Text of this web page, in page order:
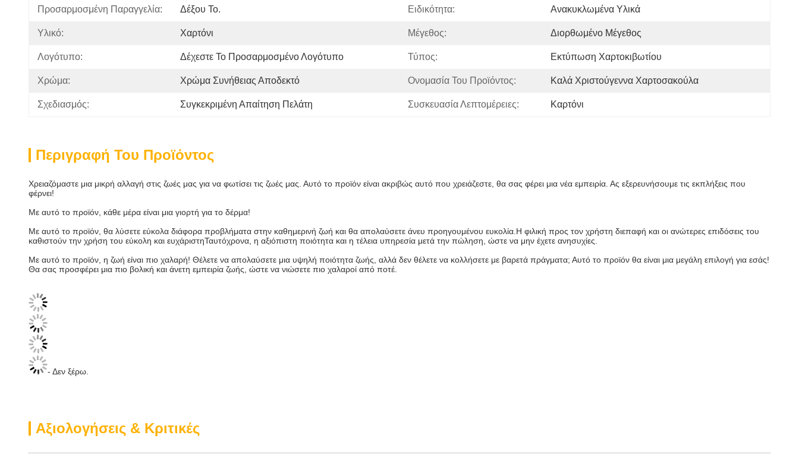
Προσαρμοσμένη Παραγγελία: Δέξου Το. Ειδικότητα: Ανακυκλωμένα Υλικά
Υλικό: Χαρτόνι Μέγεθος: Διορθωμένο Μέγεθος
Λογότυπο: Δέχεστε Το Προσαρμοσμένο Λογότυπο Τύπος: Εκτύπωση Χαρτοκιβωτίου
Χρώμα: Χρώμα Συνήθειας Αποδεκτό Ονομασία Του Προϊόντος: Καλά Χριστούγεννα Χαρτοσακούλα
Σχεδιασμός: Συγκεκριμένη Απαίτηση Πελάτη Συσκευασία Λεπτομέρειες: Καρτόνι
Περιγραφή Του Προϊόντος
Χρειαζόμαστε μια μικρή αλλαγή στις ζωές μας για να φωτίσει τις ζωές μας. Αυτό το προϊόν είναι ακριβώς αυτό που χρειάζεστε, θα σας φέρει μια νέα εμπειρία. Ας εξερευνήσουμε τις εκπλήξεις που
φέρνει!
Με αυτό το προϊόν, κάθε μέρα είναι μια γιορτή για το δέρμα!
Με αυτό το προϊόν, θα λύσετε εύκολα διάφορα προβλήματα στην καθημερινή ζωή και θα απολαύσετε άνευ προηγουμένου ευκολία.Η φιλική προς τον χρήστη διεπαφή και οι ανώτερες επιδόσεις του
καθιστούν την χρήση του εύκολη και ευχάριστηΤαυτόχρονα, η αξιόπιστη ποιότητα και η τέλεια υπηρεσία μετά την πώληση, ώστε να μην έχετε ανησυχίες.
Με αυτό το προϊόν, η ζωή είναι πιο χαλαρή! Θέλετε να απολαύσετε μια υψηλή ποιότητα ζωής, αλλά δεν θέλετε να κολλήσετε με βαρετά πράγματα; Αυτό το προϊόν θα είναι μια μεγάλη επιλογή για εσάς!
Θα σας προσφέρει μια πιο βολική και άνετη εμπειρία ζωής, ώστε να νιώσετε πιο χαλαροί από ποτέ.
- Δεν ξέρω.
Αξιολογήσεις & Κριτικές